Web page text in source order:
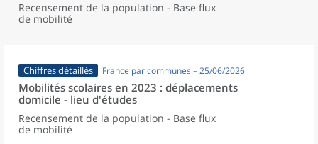
Recensement de la population - Base flux
de mobilité
Chiffres détaillés France par communes – 25/06/2026
Mobilités scolaires en 2023 : déplacements
domicile - lieu d'études
Recensement de la population - Base flux
de mobilité